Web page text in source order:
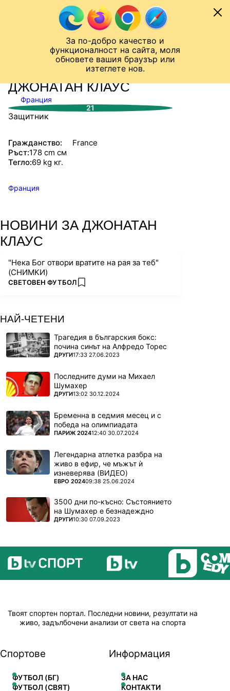
За по-добро качество и
функционалност на сайта, моля
обновете вашия браузър или
изтеглете нов.
Към съдържанието
Лига на Конференциите
СТАТИСТИКИ
ДЖОНАТАН КЛАУС
Франция
21
Защитник
Гражданство:
France
Ръст:178 cm см
Тегло:69 kg кг.
Франция
НОВИНИ ЗА ДЖОНАТАН
КЛАУС
"Нека Бог отвори вратите на рая за теб"
(СНИМКИ)
ПОВЕЧЕ ОТ
СВЕТОВЕН ФУТБОЛ add favorites
НАЙ-ЧЕТЕНИ
Трагедия в българския бокс:
почина синът на Алфредо Торес
ПОВЕЧЕ ОТ
ДРУГИ17:33 27.06.2023
Последните думи на Михаел
Шумахер
ПОВЕЧЕ ОТ
ДРУГИ13:02 30.12.2024
Бременна в седмия месец и с
победа на олимпиадата
ПОВЕЧЕ ОТ
ПАРИЖ 202412:40 30.07.2024
Легендарна атлетка разбра на
живо в ефир, че мъжът ѝ
изневерява (ВИДЕО)
ПОВЕЧЕ ОТ
ЕВРО 202409:38 25.06.2024
3500 дни по-късно: Състоянието
на Шумахер е безнадеждно
ПОВЕЧЕ ОТ
ДРУГИ10:30 07.09.2023
Твоят спортен портал. Последни новини, резултати на
живо, задълбочени анализи от света на спорта
Спортове
ФУТБОЛ (БГ)
ФУТБОЛ (СВЯТ)
Информация
ЗА НАС
КОНТАКТИ